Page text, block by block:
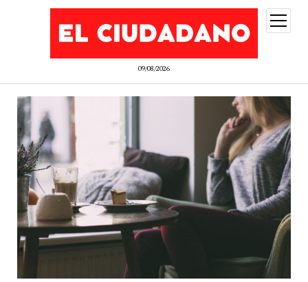
09/08/2026
abrir
menú